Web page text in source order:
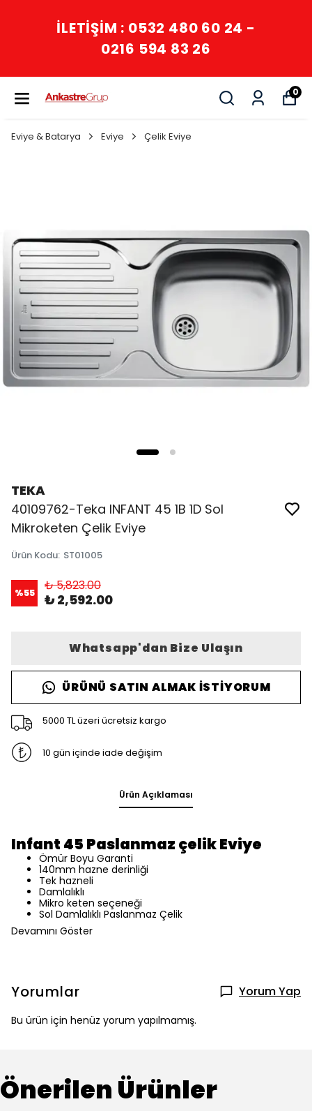
İLETİŞİM : 0532 480 60 24 -
0216 594 83 26
0
Eviye & Batarya Eviye Çelik Eviye
TEKA
40109762-Teka INFANT 45 1B 1D Sol
Mikroketen Çelik Eviye
Ürün Kodu: ST01005
%55 ₺ 5,823.00
₺ 2,592.00
Whatsapp'dan Bize Ulaşın
ÜRÜNÜ SATIN ALMAK İSTIYORUM
5000 TL üzeri ücretsiz kargo
10 gün içinde iade değişim
Ürün Açıklaması
Infant 45 Paslanmaz çelik Eviye
Ömür Boyu Garanti
140mm hazne derinliği
Tek hazneli
Damlalıklı
Mikro keten seçeneği
Sol Damlalıklı Paslanmaz Çelik
Devamını Göster
Yorumlar Yorum Yap
Bu ürün için henüz yorum yapılmamış.
Önerilen Ürünler